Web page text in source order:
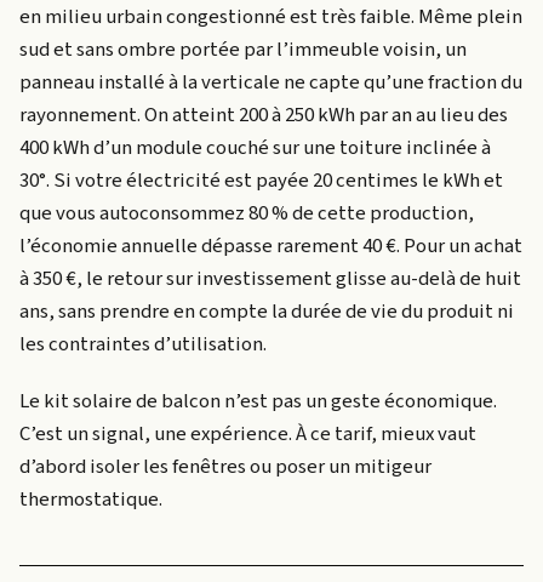
en milieu urbain congestionné est très faible. Même plein
sud et sans ombre portée par l’immeuble voisin, un
panneau installé à la verticale ne capte qu’une fraction du
rayonnement. On atteint 200 à 250 kWh par an au lieu des
400 kWh d’un module couché sur une toiture inclinée à
30°. Si votre électricité est payée 20 centimes le kWh et
que vous autoconsommez 80 % de cette production,
l’économie annuelle dépasse rarement 40 €. Pour un achat
à 350 €, le retour sur investissement glisse au-delà de huit
ans, sans prendre en compte la durée de vie du produit ni
les contraintes d’utilisation.
Le kit solaire de balcon n’est pas un geste économique.
C’est un signal, une expérience. À ce tarif, mieux vaut
d’abord isoler les fenêtres ou poser un mitigeur
thermostatique.